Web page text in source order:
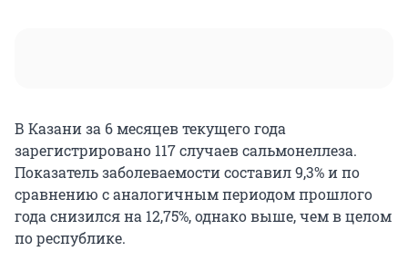
В Казани за 6 месяцев текущего года
зарегистрировано 117 случаев сальмонеллеза.
Показатель заболеваемости составил 9,3% и по
сравнению с аналогичным периодом прошлого
года снизился на 12,75%, однако выше, чем в целом
по республике.